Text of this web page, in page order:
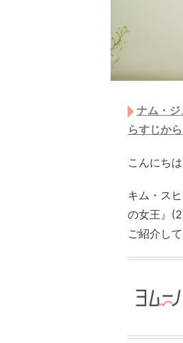
ナム・
らすじか
こんにち
キム・ス
の女王』
ご紹介して